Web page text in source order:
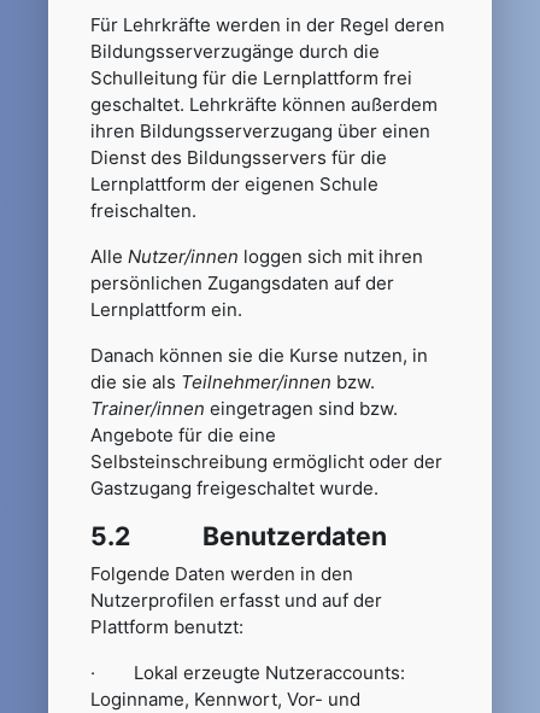
Für Lehrkräfte werden in der Regel deren
Bildungsserverzugänge durch die
Schulleitung für die Lernplattform frei
geschaltet. Lehrkräfte können außerdem
ihren Bildungsserverzugang über einen
Dienst des Bildungsservers für die
Lernplattform der eigenen Schule
freischalten.
Alle Nutzer/innen loggen sich mit ihren
persönlichen Zugangsdaten auf der
Lernplattform ein.
Danach können sie die Kurse nutzen, in
die sie als Teilnehmer/innen bzw.
Trainer/innen eingetragen sind bzw.
Angebote für die eine
Selbsteinschreibung ermöglicht oder der
Gastzugang freigeschaltet wurde.
5.2 Benutzerdaten
Folgende Daten werden in den
Nutzerprofilen erfasst und auf der
Plattform benutzt:
· Lokal erzeugte Nutzeraccounts:
Loginname, Kennwort, Vor- und